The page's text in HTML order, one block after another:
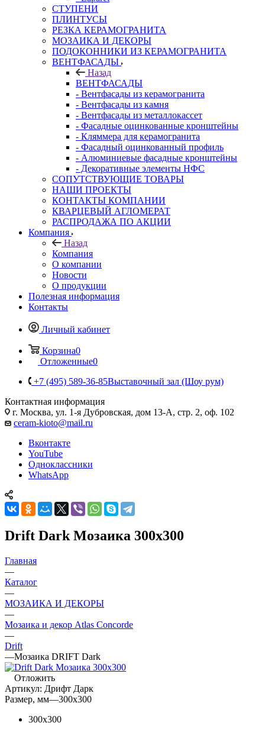
СТУПЕНИ
ПЛИНТУСЫ
РЕЗКА КЕРАМОГРАНИТА
МОЗАИКА И ДЕКОРЫ
ПОДОКОННИКИ ИЗ КЕРАМОГРАНИТА
ВЕНТФАСАДЫ
Назад
ВЕНТФАСАДЫ
- Вентфасады из керамогранита
- Вентфасады из камня
- Вентфасады из металлокассет
- Фасадные оцинкованные кронштейны
- Кляммера для керамогранита
- Фасадный оцинкованный профиль
- Алюминиевые фасадные кронштейны
- Декоративные элементы НФС
СОПУТСТВУЮЩИЕ ТОВАРЫ
НАШИ ПРОЕКТЫ
КОНТАКТЫ КОМПАНИИ
КВАРЦЕВЫЙ АГЛОМЕРАТ
РАСПРОДАЖА ПО АКЦИИ
Компания
Назад
Компания
О компании
Новости
О продукции
Полезная информация
Контакты
Личный кабинет
Корзина0
Отложенные0
+7 (495) 589-36-85Выставочный зал (Шоу рум)
Контактная информация
г. Москва, ул. 1-я Дубровская, дом 13-А, стр. 2, оф. 102
ceram-kioto@mail.ru
Вконтакте
YouTube
Одноклассники
WhatsApp
Drift Dark Мозаика 300х300
Главная
—
Каталог
—
МОЗАИКА И ДЕКОРЫ
—
Мозаика и декор Atlas Concorde
—
Drift
—Мозаика DRIFT Dark
Отложить
Артикул: Дрифт Дарк
Размер, мм—300x300
300x300